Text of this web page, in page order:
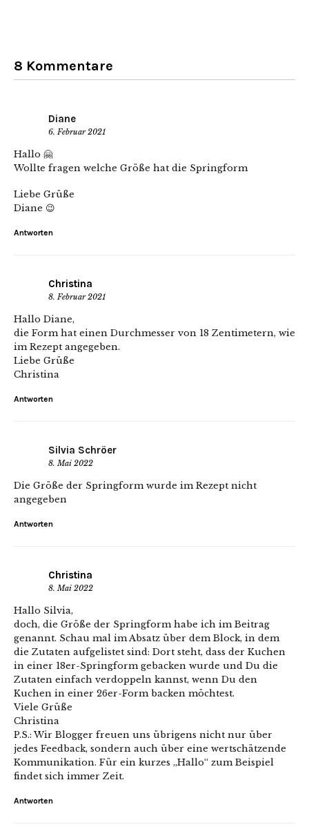
8 Kommentare
Diane
6. Februar 2021
Hallo 🤗
Wollte fragen welche Größe hat die Springform
Liebe Grüße
Diane 😉
Antworten
Christina
8. Februar 2021
Hallo Diane,
die Form hat einen Durchmesser von 18 Zentimetern, wie
im Rezept angegeben.
Liebe Grüße
Christina
Antworten
Silvia Schröer
8. Mai 2022
Die Größe der Springform wurde im Rezept nicht
angegeben
Antworten
Christina
8. Mai 2022
Hallo Silvia,
doch, die Größe der Springform habe ich im Beitrag
genannt. Schau mal im Absatz über dem Block, in dem
die Zutaten aufgelistet sind: Dort steht, dass der Kuchen
in einer 18er-Springform gebacken wurde und Du die
Zutaten einfach verdoppeln kannst, wenn Du den
Kuchen in einer 26er-Form backen möchtest.
Viele Grüße
Christina
P.S.: Wir Blogger freuen uns übrigens nicht nur über
jedes Feedback, sondern auch über eine wertschätzende
Kommunikation. Für ein kurzes „Hallo“ zum Beispiel
findet sich immer Zeit.
Antworten